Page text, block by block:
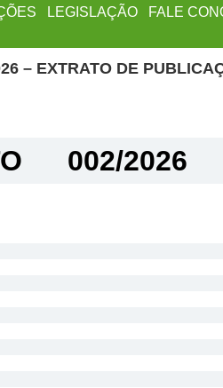
LEGISLAÇÃO FALE
– EXTRATO DE
002/2026